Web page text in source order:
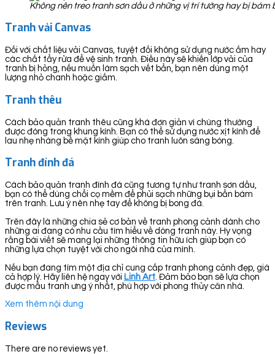
Không nên treo tranh sơn dầu ở những vị trí tường hay bị bám
Tranh vải Canvas
Đối với chất liệu vải Canvas, tuyệt đối không sử dụng nước ấm hay
các chất tẩy rửa để vệ sinh tranh. Điều này sẽ khiến lớp vải của
tranh bị hỏng, nếu muốn làm sạch vết bẩn, bạn nên dùng một
lượng nhỏ chanh hoặc giấm.
Tranh thêu
Cách bảo quản tranh thêu cũng khá đơn giản vì chúng thường
được đóng trong khung kính. Bạn có thể sử dụng nước xịt kính để
lau nhẹ nhàng bề mặt kính giúp cho tranh luôn sáng bóng.
Tranh đính đá
Cách bảo quản tranh đính đá cũng tương tự như tranh sơn dầu,
bạn có thể dùng chổi cọ mềm để phủi sạch những bụi bẩn bám
trên tranh. Lưu ý nên nhẹ tay để không bị bong đá.
Trên đây là những chia sẻ cơ bản về tranh phong cảnh dành cho
những ai đang có nhu cầu tìm hiểu về dòng tranh này. Hy vọng
rằng bài viết sẽ mang lại những thông tin hữu ích giúp bạn có
những lựa chọn tuyệt vời cho ngôi nhà của mình.
Nếu bạn đang tìm một địa chỉ cung cấp tranh phong cảnh đẹp, giá
cả hợp lý. Hãy liên hệ ngay với Linh Art . Đảm bảo bạn sẽ lựa chọn
được mẫu tranh ưng ý nhất, phù hợp với phong thủy căn nhà.
Xem thêm nội dung
Reviews
There are no reviews yet.